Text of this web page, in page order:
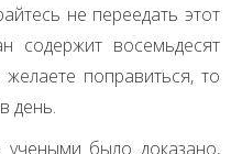
не переедать этот
содержит восемьдесят
поправиться, то
день.
учеными было доказано,